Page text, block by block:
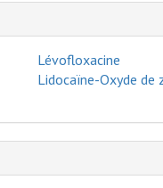
Lévofloxacine
Lidocaïne-Oxyde de